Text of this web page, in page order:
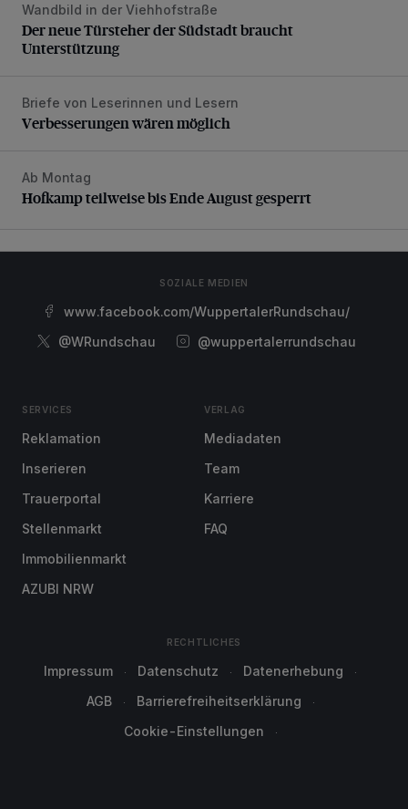
Der neue Türsteher der Südstadt braucht Unterstützung
Wandbild in der Viehhofstraße
Der neue Türsteher der Südstadt braucht
Unterstützung
Verbesserungen wären möglich
Briefe von Leserinnen und Lesern
Verbesserungen wären möglich
Hofkamp teilweise bis Ende August gesperrt
Ab Montag
Hofkamp teilweise bis Ende August gesperrt
SOZIALE MEDIEN
www.facebook.com/WuppertalerRundschau/
@WRundschau
@wuppertalerrundschau
SERVICES
Reklamation
Inserieren
Trauerportal
Stellenmarkt
Immobilienmarkt
AZUBI NRW
VERLAG
Mediadaten
Team
Karriere
FAQ
RECHTLICHES
Impressum Datenschutz
Datenerhebung
AGB
Barrierefreiheitserklärung
Cookie-Einstellungen